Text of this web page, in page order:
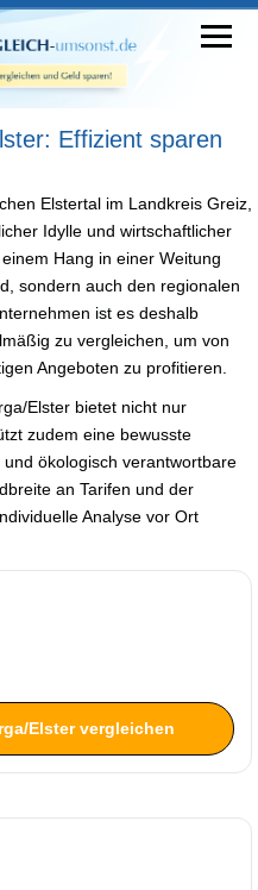
Effizient sparen
Elstertal im Landkreis Greiz,
Idylle und wirtschaftlicher
Hang in einer Weitung
sondern auch den regionalen
ist es deshalb
zu vergleichen, um von
Angeboten zu profitieren.
Elster bietet nicht nur
zudem eine bewusste
ökologisch verantwortbare
an Tarifen und der
Analyse vor Ort
Elster vergleichen